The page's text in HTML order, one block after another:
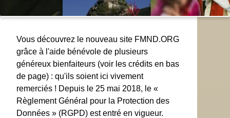
Vous découvrez le nouveau site FMND.ORG
grâce à l'aide bénévole de plusieurs
généreux bienfaiteurs (voir les crédits en bas
de page) : qu'ils soient ici vivement
remerciés ! Depuis le 25 mai 2018, le «
Règlement Général pour la Protection des
Données » (RGPD) est entré en vigueur.